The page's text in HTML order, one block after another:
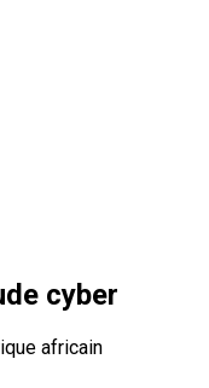
cyber
africain